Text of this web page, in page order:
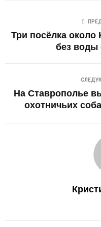
Три посёлка
без воды
На Ставрополье
охотничьих